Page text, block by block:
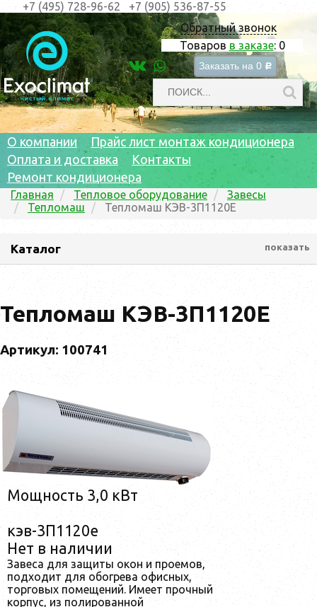
Обратный звонок
Товаров в заказе: 0
Заказать на 0 c
+7 (495) 728-96-62 +7 (905) 536-87-55
О компании
Прайс лист монтаж кондиционера
Оплата и доставка
Контакты
Ремонт кондиционера
Главная Тепловое оборудование
Завесы
Тепломаш
Тепломаш КЭВ-3П1120Е
Каталог показать
Тепломаш КЭВ-3П1120Е
Артикул: 100741
Мощность 3,0 кВт
кэв-3П1120е
Нет в наличии
Завеса для защиты окон и проемов,
подходит для обогрева офисных,
торговых помещений. Имеет прочный
корпус, из полированной